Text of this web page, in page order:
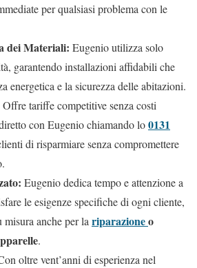
per qualsiasi problema con le
dei Materiali: Eugenio utilizza solo
garantendo installazioni affidabili che
energetica e la sicurezza delle abitazioni.
Offre tariffe competitive senza costi
con Eugenio chiamando lo0131
di risparmiare senza compromettere
Eugenio dedica tempo e attenzione a
le esigenze specifiche di ogni cliente,
anche per la riparazioneo
.
oltre vent’anni di esperienza nel